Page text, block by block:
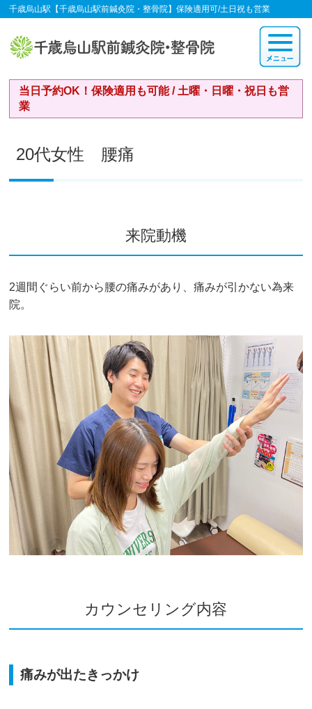
千歳烏山駅【千歳烏山駅前鍼灸院・整骨院】保険適用可/土日祝も営業
当日予約OK！保険適用も可能 / 土曜・日曜・祝日も営
業
20代女性 腰痛
来院動機
2週間ぐらい前から腰の痛みがあり、痛みが引かない為来
院。
カウンセリング内容
痛みが出たきっかけ